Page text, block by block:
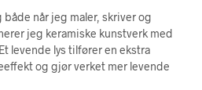
både når jeg maler, skriver og
jeg keramiske kunstverk med
levende lys tilfører en ekstra
og gjør verket mer levende